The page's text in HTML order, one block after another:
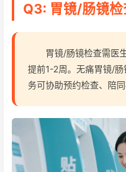
Q3: 胃镜/肠镜检
胃镜/肠镜检查需医
提前1-2周。无痛胃镜/
务可协助预约检查、陪同